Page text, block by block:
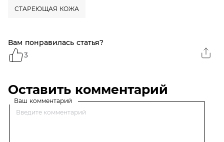
СТАРЕЮЩАЯ КОЖА
Вам понравилась статья?
3
Оставить комментарий
Ваш комментарий